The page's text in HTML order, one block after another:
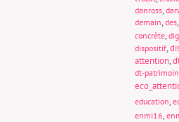
danross,
demain, des,
concrète,
dispositif,
attention,
dt-
education,
enmi16,